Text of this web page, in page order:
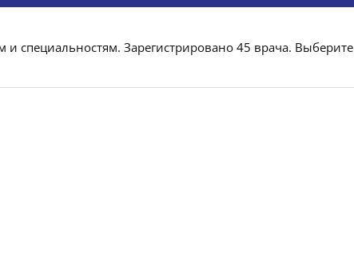
и специальностям. Зарегистрировано 45 врача. Выберите